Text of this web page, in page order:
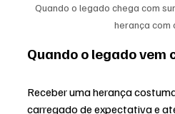
Quando o legado chega com
herança com
Quando o legado vem
Receber uma herança
carregado de expectativa e